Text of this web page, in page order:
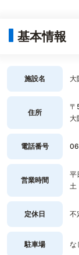
基本情報
施設名 大
住所
〒
大
電話番号
営業時間
平
土
定休日 不
駐車場 な